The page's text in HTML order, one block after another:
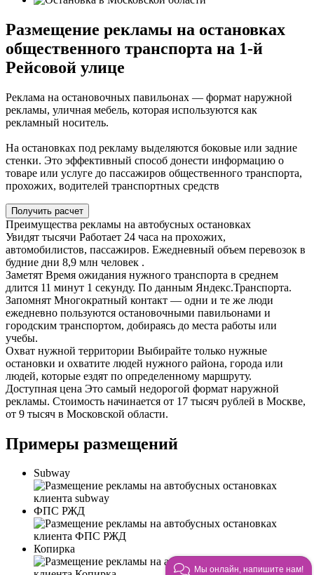
Размещение рекламы на остановках
общественного транспорта на 1-й
Рейсовой улице
Реклама на остановочных павильонах — формат наружной
рекламы, уличная мебель, которая используются как
рекламный носитель.
На остановках под рекламу выделяются боковые или задние
стенки. Это эффективный способ донести информацию о
товаре или услуге до пассажиров общественного транспорта,
прохожих, водителей транспортных средств
Получить расчет
Преимущества рекламы на автобусных остановках
Увидят тысячи Работает 24 часа на прохожих,
автомобилистов, пассажиров. Ежедневный объем перевозок в
будние дни 8,9 млн человек .
Заметят Время ожидания нужного транспорта в среднем
длится 11 минут 1 секунду. По данным Яндекс.Транспорта.
Запомнят Многократный контакт — одни и те же люди
ежедневно пользуются остановочными павильонами и
городским транспортом, добираясь до места работы или
учебы.
Охват нужной территории Выбирайте только нужные
остановки и охватите людей нужного района, города или
людей, которые ездят по определенному маршруту.
Доступная цена Это самый недорогой формат наружной
рекламы. Стоимость начинается от 17 тысяч рублей в Москве,
от 9 тысяч в Московской области.
Примеры размещений
Subway
ФПС РЖД
Копирка
Мы онлайн, напишите нам!